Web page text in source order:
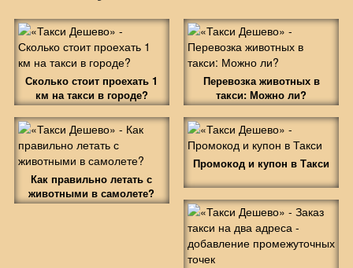
Сколько стоит проехать 1
км на такси в городе?
Перевозка животных в
такси: Можно ли?
Как правильно летать с
животными в самолете?
Промокод и купон в Такси